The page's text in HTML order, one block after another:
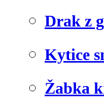
Drak z
Kytice
Žabka